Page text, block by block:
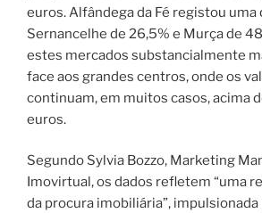
euros. Alfândega da Fé registou uma
Sernancelhe de 26,5% e Murça de
estes mercados substancialmente
face aos grandes centros, onde os
continuam, em muitos casos, acima
euros.
Segundo Sylvia Bozzo, Marketing
Imovirtual, os dados refletem “uma
da procura imobiliária”,